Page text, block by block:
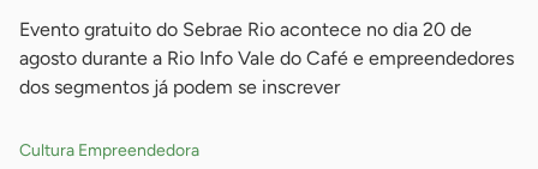
Evento gratuito do Sebrae Rio acontece no dia 20 de
agosto durante a Rio Info Vale do Café e empreendedores
dos segmentos já podem se inscrever
Cultura Empreendedora